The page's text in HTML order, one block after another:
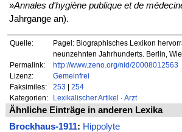
»Annales d'hygiène publique et de
Jahrgange an).
Quelle:
Pagel: Biographisches Lexikon
neunzehnten Jahrhunderts. Berlin,
Permalink:
http://www.zeno.org/nid/20008012563
Lizenz:
Gemeinfrei
Faksimiles:
253
254
Kategorien:
Lexikalischer Artikel · Arzt
Ähnliche Einträge in anderen Lexika
Brockhaus-1911: Hippolyte